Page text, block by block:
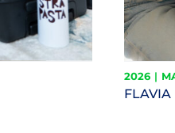
2026 |
FLAVIA